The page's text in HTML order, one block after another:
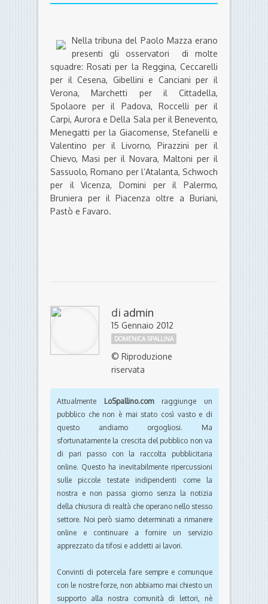
Nella tribuna del Paolo Mazza erano
presenti gli osservatori di molte
squadre: Rosati per la Reggina, Ceccarelli
per il Cesena, Gibellini e Canciani per il
Verona, Marchetti per il Cittadella,
Spolaore per il Padova, Roccelli per il
Carpi, Aurora e Della Sala per il Benevento,
Menegatti per la Giacomense, Stefanelli e
Valentino per il Livorno, Pirazzini per il
Chievo, Masi per il Novara, Maltoni per il
Sassuolo, Romano per l’Atalanta, Schwoch
per il Vicenza, Domini per il Palermo,
Bruniera per il Piacenza oltre a Buriani,
Pastò e Favaro.
di admin
15 Gennaio 2012
DOMENICA SPALLINA
© Riproduzione
riservata
Attualmente LoSpallino.comraggiunge un
pubblico che non è mai stato così vasto e di
questo andiamo orgogliosi. Ma
sfortunatamente la crescita del pubblico non va
di pari passo con la raccolta pubblicitaria
online. Questo ha inevitabilmente ripercussioni
sulle piccole testate indipendenti come la
nostra e non passa giorno senza la notizia
della chiusura di realtà che operano nello stesso
settore. Noi però siamo determinati a rimanere
online e continuare a fornire un servizio
apprezzato da tifosi e addetti ai lavori.
Convinti di potercela fare sempre e comunque
con le nostre forze, non abbiamo mai chiesto un
supporto alla nostra comunità di lettori, nè